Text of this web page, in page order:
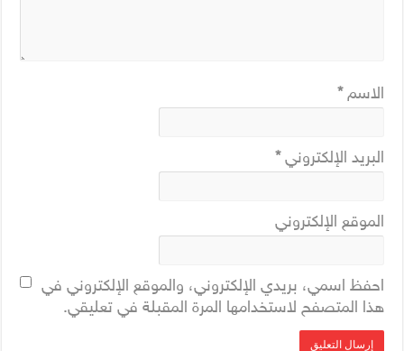
الاسم*
البريد الإلكتروني*
الموقع الإلكتروني
احفظ اسمي، بريدي الإلكتروني، والموقع الإلكتروني في
هذا المتصفح لاستخدامها المرة المقبلة في تعليقي.